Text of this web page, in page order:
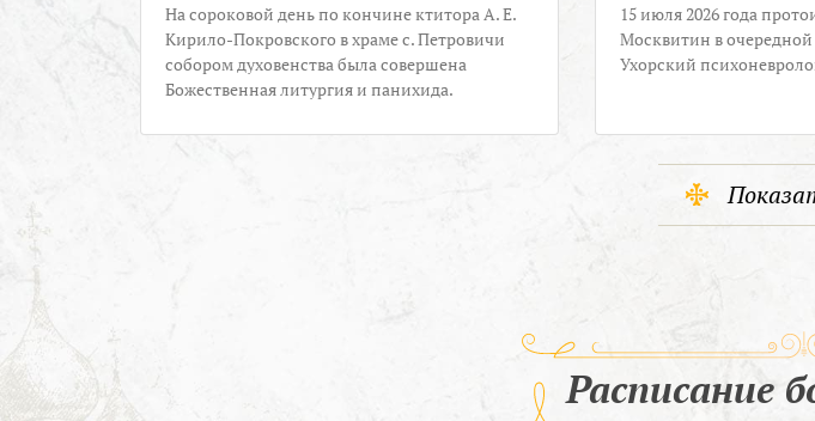
На сороковой день по кончине ктитора А. Е.
Кирило-Покровского в храме с. Петровичи
собором духовенства была совершена
Божественная литургия и панихида.
15 июля 2026 года
Москвитин в очередной
Ухорский
Расписание